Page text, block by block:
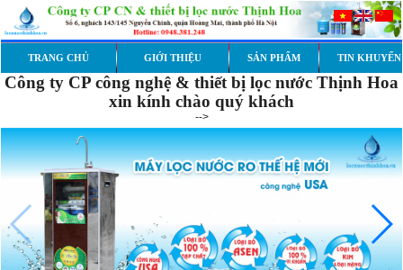
TRANG CHỦ GIỚI THIỆU SẢN PHẨM TIN
Công ty CP công nghệ & thiết bị lọc nước Thịnh Hoa
xin kính chào quý khách
-->